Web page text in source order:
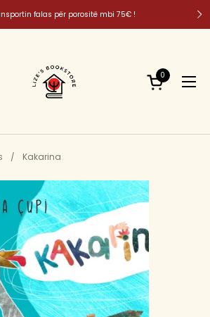
falas për porositë mbi 75€ !
Open cart
0
/ Kakarina